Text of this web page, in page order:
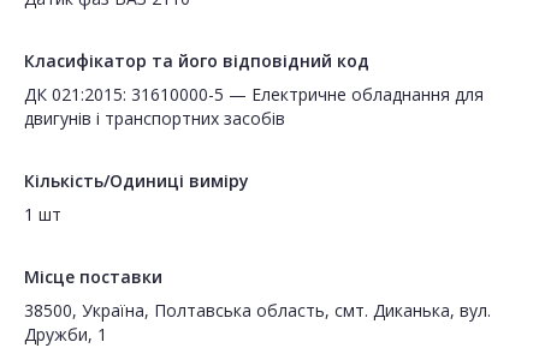
Класифікатор та його відповідний код
ДК 021:2015: 31610000-5 — Електричне обладнання для
двигунів і транспортних засобів
Кількість/Одиниці виміру
1 шт
Місце поставки
38500, Україна, Полтавська область, смт. Диканька, вул.
Дружби, 1